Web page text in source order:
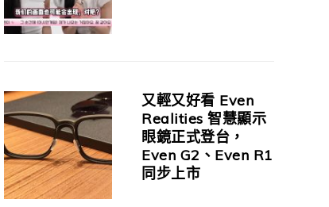
又輕又好看 Even
Realities 智慧顯示
眼鏡正式登台，
Even G2、Even R1
同步上市